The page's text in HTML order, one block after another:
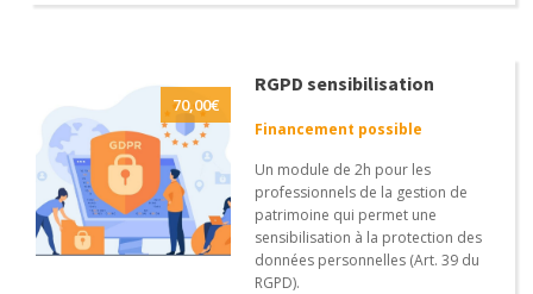
70,00€
RGPD sensibilisation
Financement possible
Un module de 2h pour les
professionnels de la gestion de
patrimoine qui permet une
sensibilisation à la protection des
données personnelles (Art. 39 du
RGPD).